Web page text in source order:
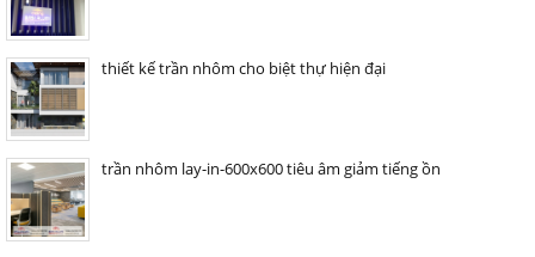
thiết kế trần nhôm cho biệt thự hiện đại
trần nhôm lay-in-600x600 tiêu âm giảm tiếng ồn